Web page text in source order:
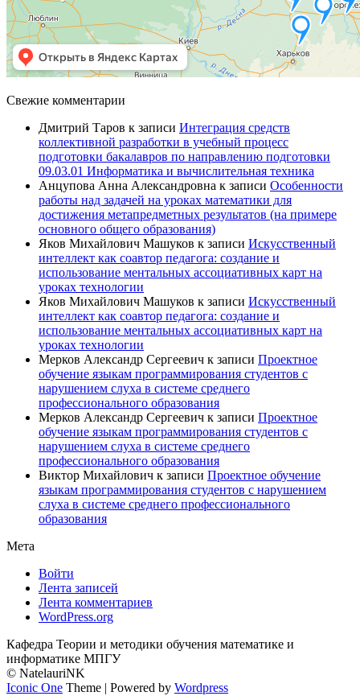
Свежие комментарии
Дмитрий Таров к записи Интеграция средств
коллективной разработки в учебный процесс
подготовки бакалавров по направлению подготовки
09.03.01 Информатика и вычислительная техника
Анцупова Анна Александровна к записи Особенности
работы над задачей на уроках математики для
достижения метапредметных результатов (на примере
основного общего образования)
Яков Михайлович Машуков к записи Искусственный
интеллект как соавтор педагога: создание и
использование ментальных ассоциативных карт на
уроках технологии
Яков Михайлович Машуков к записи Искусственный
интеллект как соавтор педагога: создание и
использование ментальных ассоциативных карт на
уроках технологии
Мерков Александр Сергеевич к записи Проектное
обучение языкам программирования студентов с
нарушением слуха в системе среднего
профессионального образования
Мерков Александр Сергеевич к записи Проектное
обучение языкам программирования студентов с
нарушением слуха в системе среднего
профессионального образования
Виктор Михайлович к записи Проектное обучение
языкам программирования студентов с нарушением
слуха в системе среднего профессионального
образования
Мета
Войти
Лента записей
Лента комментариев
WordPress.org
Кафедра Теории и методики обучения математике и
информатике МПГУ
© NatelauriNK
Iconic One Theme | Powered by Wordpress